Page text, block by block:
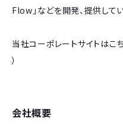
Flow」などを開発、提供してい
当社コーポレートサイトはこ
）
会社概要